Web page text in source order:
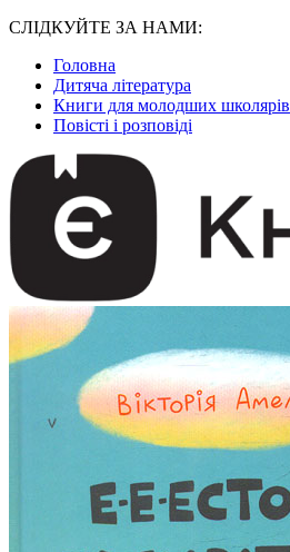
СЛІДКУЙТЕ ЗА НАМИ:
Головна
Дитяча література
Книги для молодших школярів
Повісті і розповіді